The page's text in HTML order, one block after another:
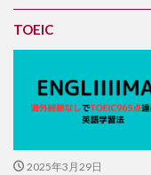
TOEIC
2025年3月29日